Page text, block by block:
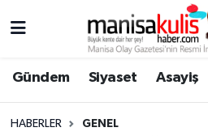
Gündem Siyaset Asayiş
HABERLER GENEL
Ege Haberleri
Yunusemre Hava Durumu